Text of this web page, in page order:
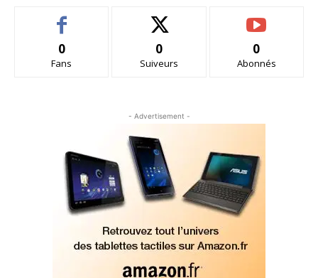
0
Fans
0
Suiveurs
0
Abonnés
- Advertisement -